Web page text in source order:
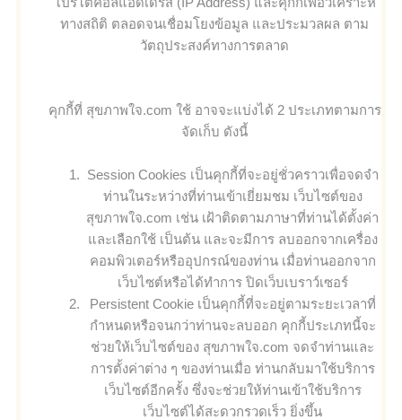
ทางสถิติ ตลอดจนเชื่อมโยงข้อมูล และประมวลผล ตาม
วัตถุประสงค์ทางการตลาด
คุกกี้ที่ สุขภาพใจ.com ใช้ อาจจะแบ่งได้ 2 ประเภทตามการ
จัดเก็บ ดังนี้
Session Cookies เป็นคุกกี้ที่จะอยู่ชั่วคราวเพื่อจดจำ
ท่านในระหว่างที่ท่านเข้าเยี่ยมชม เว็บไซต์ของ
สุขภาพใจ.com เช่น เฝ้าติดตามภาษาที่ท่านได้ตั้งค่า
และเลือกใช้ เป็นต้น และจะมีการ ลบออกจากเครื่อง
คอมพิวเตอร์หรืออุปกรณ์ของท่าน เมื่อท่านออกจาก
เว็บไซต์หรือได้ทำการ ปิดเว็บเบราว์เซอร์
Persistent Cookie เป็นคุกกี้ที่จะอยู่ตามระยะเวลาที่
กำหนดหรือจนกว่าท่านจะลบออก คุกกี้ประเภทนี้จะ
ช่วยให้เว็บไซต์ของ สุขภาพใจ.com จดจำท่านและ
การตั้งค่าต่าง ๆ ของท่านเมื่อ ท่านกลับมาใช้บริการ
เว็บไซต์อีกครั้ง ซึ่งจะช่วยให้ท่านเข้าใช้บริการ
เว็บไซต์ได้สะดวกรวดเร็ว ยิ่งขึ้น